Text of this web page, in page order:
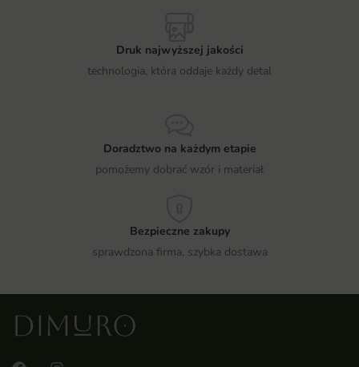
Druk najwyższej jakości
technologia, która oddaje każdy detal
Doradztwo na każdym etapie
pomożemy dobrać wzór i materiał
Bezpieczne zakupy
sprawdzona firma, szybka dostawa